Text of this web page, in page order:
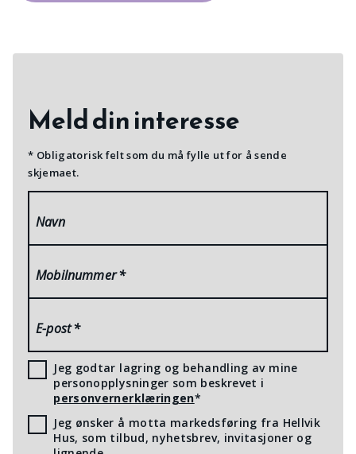
Meld din interesse
* Obligatorisk felt som du må fylle ut for å sende
skjemaet.
Navn
Mobilnummer*
E-post*
Jeg godtar lagring og behandling av mine
personopplysninger som beskrevet i
personvernerklæringen*
Jeg ønsker å motta markedsføring fra Hellvik
Hus, som tilbud, nyhetsbrev, invitasjoner og